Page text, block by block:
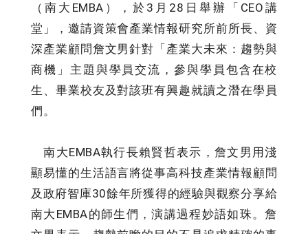
（南大EMBA），於3月28日舉辦「CEO講
堂」，邀請資策會產業情報研究所前所長、資
深產業顧問詹文男針對「產業大未來：趨勢與
商機」主題與學員交流，參與學員包含在校
生、畢業校友及對該班有興趣就讀之潛在學員
們。
南大EMBA執行長賴賢哲表示，詹文男用淺
顯易懂的生活語言將從事高科技產業情報顧問
及政府智庫30餘年所獲得的經驗與觀察分享給
南大EMBA的師生們，演講過程妙語如珠。詹